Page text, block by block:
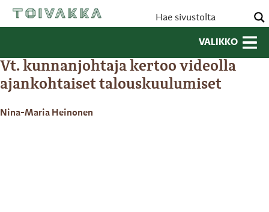
VALIKKO
Vt. kunnanjohtaja kertoo videolla
ajankohtaiset talouskuulumiset
Nina-Maria Heinonen